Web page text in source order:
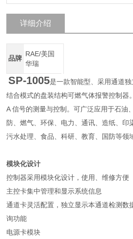
详细介绍
品牌
RAE/美国
华瑞
SP-1005是一款智能型、采用通道
结合模式的盘装结构可燃气体报警控制器
A 信号的测量与控制。可广泛应用于石油
防、燃气、环保、电力、通讯、造纸、印
污水处理、食品、科研、教育、国防等领
模块化设计
控制器采用模块化设计，使用、维修方便
主控卡集中管理和显示系统信息
通道卡灵活配置，独立显示本通道检测数
询功能
电源卡模块